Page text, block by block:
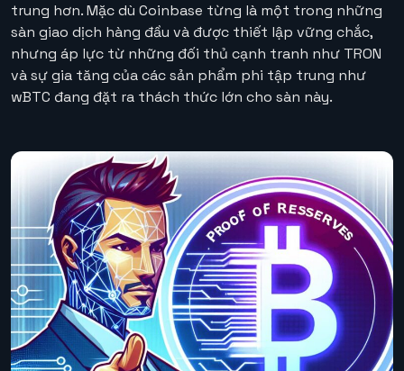
trung hơn. Mặc dù Coinbase từng là một trong những
sàn giao dịch hàng đầu và được thiết lập vững chắc,
nhưng áp lực từ những đối thủ cạnh tranh như TRON
và sự gia tăng của các sản phẩm phi tập trung như
wBTC đang đặt ra thách thức lớn cho sàn này.